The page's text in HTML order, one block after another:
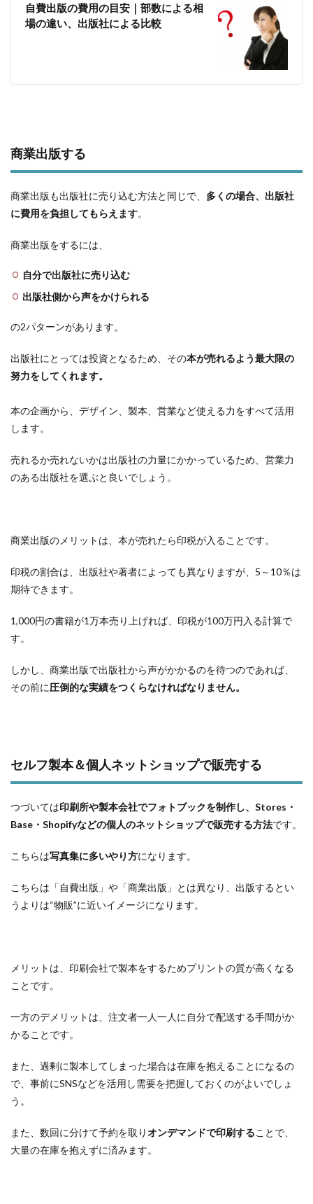
自費出版の費用の目安｜部数による相
場の違い、出版社による比較
商業出版する
商業出版も出版社に売り込む方法と同じで、 多くの場合、出版社
に費用を負担してもらえます。
商業出版をするには、
自分で出版社に売り込む
出版社側から声をかけられる
の2パターンがあります。
出版社にとっては投資となるため、その本が売れるよう最大限の
努力をしてくれます。
本の企画から、デザイン、製本、営業など使える力をすべて活用
します。
売れるか売れないかは出版社の力量にかかっているため、営業力
のある出版社を選ぶと良いでしょう。
商業出版のメリットは、本が売れたら印税が入ることです。
印税の割合は、出版社や著者によっても異なりますが、5～10％は
期待できます。
1,000円の書籍が1万本売り上げれば、印税が100万円入る計算で
す。
しかし、商業出版で出版社から声がかかるのを待つのであれば、
その前に圧倒的な実績をつくらなければなりません。
セルフ製本＆個人ネットショップで販売する
つづいては印刷所や製本会社でフォトブックを制作し、Stores・
Base・Shopifyなどの個人のネットショップで販売する方法です。
こちらは写真集に多いやり方になります。
こちらは「自費出版」や「商業出版」とは異なり、出版するとい
うよりは“物販”に近いイメージになります。
メリットは、印刷会社で製本をするためプリントの質が高くなる
ことです。
一方のデメリットは、注文者一人一人に自分で配送する手間がか
かることです。
また、過剰に製本してしまった場合は在庫を抱えることになるの
で、事前にSNSなどを活用し需要を把握しておくのがよいでしょ
う。
また、数回に分けて予約を取りオンデマンドで印刷することで、
大量の在庫を抱えずに済みます。